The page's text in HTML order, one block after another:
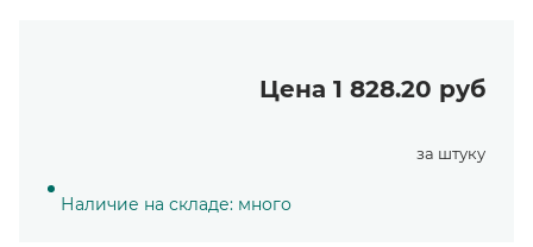
Цена 1 828.20 руб
за штуку
Наличие на складе: много